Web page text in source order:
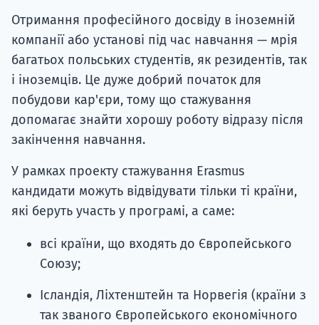
Отримання професійного досвіду в іноземній
компанії або установі під час навчання — мрія
багатьох польських студентів, як резидентів, так
і іноземців. Це дуже добрий початок для
побудови кар'єри, тому що стажування
допомагає знайти хорошу роботу відразу після
закінчення навчання.
У рамках проекту стажування Erasmus
кандидати можуть відвідувати тільки ті країни,
які беруть участь у програмі, а саме:
всі країни, що входять до Європейського
Союзу;
Ісландія, Ліхтенштейн та Норвегія (країни з
так званого Європейського економічного